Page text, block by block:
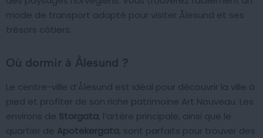
mode de transport adapté pour visiter Ålesund et ses
trésors côtiers.
Où dormir à Ålesund ?
Le centre-ville d’Ålesund est idéal pour découvrir la ville à
pied et profiter de son riche patrimoine Art Nouveau. Les
environs de Storgata, l’artère principale, ainsi que le
quartier de Apotekergata, sont parfaits pour trouver des